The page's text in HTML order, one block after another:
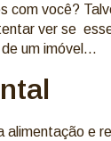
com você?
ver se
um imóvel…
e